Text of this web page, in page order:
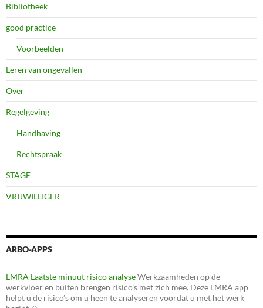
Bibliotheek
good practice
Voorbeelden
Leren van ongevallen
Over
Regelgeving
Handhaving
Rechtspraak
STAGE
VRIJWILLIGER
ARBO-APPS
LMRA Laatste minuut risico analyseWerkzaamheden op de
werkvloer en buiten brengen risico’s met zich mee. Deze LMRA app
helpt u de risico’s om u heen te analyseren voordat u met het werk